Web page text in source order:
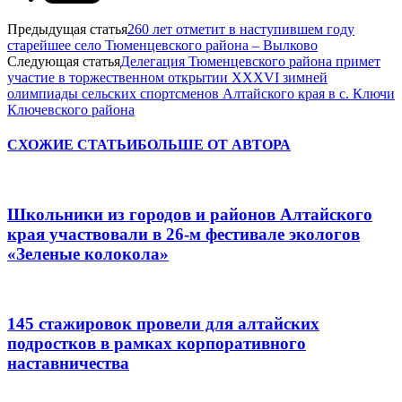
Предыдущая статья260 лет отметит в наступившем году
старейшее село Тюменцевского района – Вылково
Следующая статьяДелегация Тюменцевского района примет
участие в торжественном открытии ХХХVI зимней
олимпиады сельских спортсменов Алтайского края в с. Ключи
Ключевского района
СХОЖИЕ СТАТЬИБОЛЬШЕ ОТ АВТОРА
Школьники из городов и районов Алтайского
края участвовали в 26-м фестивале экологов
«Зеленые колокола»
145 стажировок провели для алтайских
подростков в рамках корпоративного
наставничества